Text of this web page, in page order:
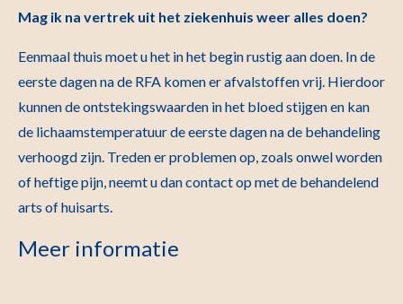
Mag ik na vertrek uit het ziekenhuis weer alles doen?
Eenmaal thuis moet u het in het begin rustig aan doen. In de
eerste dagen na de RFA komen er afvalstoffen vrij. Hierdoor
kunnen de ontstekingswaarden in het bloed stijgen en kan
de lichaamstemperatuur de eerste dagen na de behandeling
verhoogd zijn. Treden er problemen op, zoals onwel worden
of heftige pijn, neemt u dan contact op met de behandelend
arts of huisarts.
Meer informatie